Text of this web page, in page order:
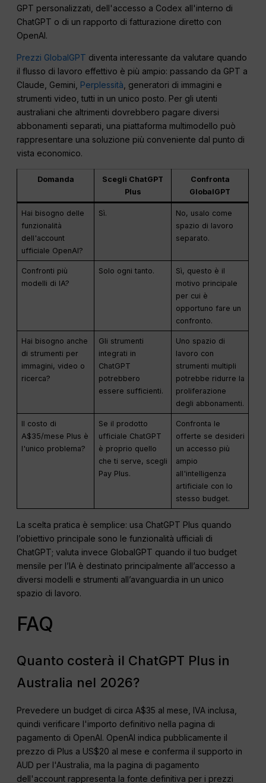
GPT personalizzati, dell'accesso a Codex all'interno di
ChatGPT o di un rapporto di fatturazione diretto con
OpenAI.
Prezzi GlobalGPT diventa interessante da valutare quando
il flusso di lavoro effettivo è più ampio: passando da GPT a
Claude, Gemini, Perplessità , generatori di immagini e
strumenti video, tutti in un unico posto. Per gli utenti
australiani che altrimenti dovrebbero pagare diversi
abbonamenti separati, una piattaforma multimodello può
rappresentare una soluzione più conveniente dal punto di
vista economico.
Domanda
Scegli ChatGPT
Plus
Confronta
GlobalGPT
Hai bisogno delle
funzionalità
dell'account
ufficiale OpenAI?
Sì.
No, usalo come
spazio di lavoro
separato.
Confronti più
modelli di IA?
Solo ogni tanto.
Sì, questo è il
motivo principale
per cui è
opportuno fare un
confronto.
Hai bisogno anche
di strumenti per
immagini, video o
ricerca?
Gli strumenti
integrati in
ChatGPT
potrebbero
essere sufficienti.
Uno spazio di
lavoro con
strumenti multipli
potrebbe ridurre la
proliferazione
degli abbonamenti.
Il costo di
A$35/mese Plus è
l'unico problema?
Se il prodotto
ufficiale ChatGPT
è proprio quello
che ti serve, scegli
Pay Plus.
Confronta le
offerte se desideri
un accesso più
ampio
all'intelligenza
artificiale con lo
stesso budget.
La scelta pratica è semplice: usa ChatGPT Plus quando
l’obiettivo principale sono le funzionalità ufficiali di
ChatGPT; valuta invece GlobalGPT quando il tuo budget
mensile per l’IA è destinato principalmente all’accesso a
diversi modelli e strumenti all’avanguardia in un unico
spazio di lavoro.
FAQ
Quanto costerà il ChatGPT Plus in
Australia nel 2026?
Prevedere un budget di circa A$35 al mese, IVA inclusa,
quindi verificare l'importo definitivo nella pagina di
pagamento di OpenAI. OpenAI indica pubblicamente il
prezzo di Plus a US$20 al mese e conferma il supporto in
AUD per l'Australia, ma la pagina di pagamento
dell'account rappresenta la fonte definitiva per i prezzi